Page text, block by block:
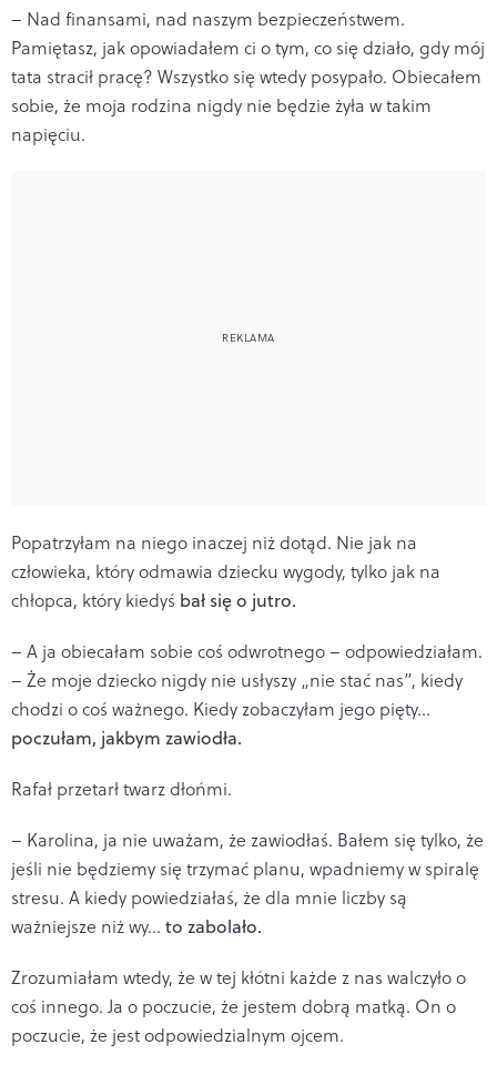
– Nad finansami, nad naszym bezpieczeństwem.
Pamiętasz, jak opowiadałem ci o tym, co się działo, gdy mój
tata stracił pracę? Wszystko się wtedy posypało. Obiecałem
sobie, że moja rodzina nigdy nie będzie żyła w takim
napięciu.
Popatrzyłam na niego inaczej niż dotąd. Nie jak na
człowieka, który odmawia dziecku wygody, tylko jak na
chłopca, który kiedyś bał się o jutro.
– A ja obiecałam sobie coś odwrotnego – odpowiedziałam.
– Że moje dziecko nigdy nie usłyszy „nie stać nas”, kiedy
chodzi o coś ważnego. Kiedy zobaczyłam jego pięty…
poczułam, jakbym zawiodła.
Rafał przetarł twarz dłońmi.
– Karolina, ja nie uważam, że zawiodłaś. Bałem się tylko, że
jeśli nie będziemy się trzymać planu, wpadniemy w spiralę
stresu. A kiedy powiedziałaś, że dla mnie liczby są
ważniejsze niż wy… to zabolało.
Zrozumiałam wtedy, że w tej kłótni każde z nas walczyło o
coś innego. Ja o poczucie, że jestem dobrą matką. On o
poczucie, że jest odpowiedzialnym ojcem.